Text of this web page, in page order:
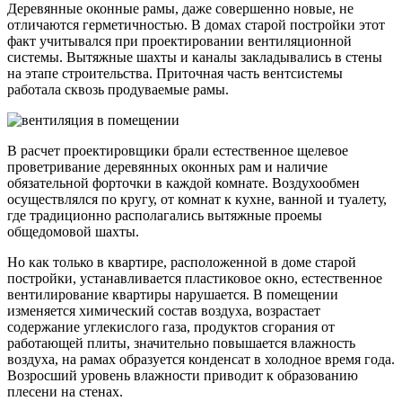
Деревянные оконные рамы, даже совершенно новые, не
отличаются герметичностью. В домах старой постройки этот
факт учитывался при проектировании вентиляционной
системы. Вытяжные шахты и каналы закладывались в стены
на этапе строительства. Приточная часть вентсистемы
работала сквозь продуваемые рамы.
В расчет проектировщики брали естественное щелевое
проветривание деревянных оконных рам и наличие
обязательной форточки в каждой комнате. Воздухообмен
осуществлялся по кругу, от комнат к кухне, ванной и туалету,
где традиционно располагались вытяжные проемы
общедомовой шахты.
Но как только в квартире, расположенной в доме старой
постройки, устанавливается пластиковое окно, естественное
вентилирование квартиры нарушается. В помещении
изменяется химический состав воздуха, возрастает
содержание углекислого газа, продуктов сгорания от
работающей плиты, значительно повышается влажность
воздуха, на рамах образуется конденсат в холодное время года.
Возросший уровень влажности приводит к образованию
плесени на стенах.